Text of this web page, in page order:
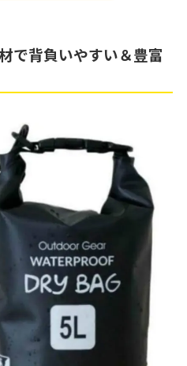
で背負いやすい＆豊富